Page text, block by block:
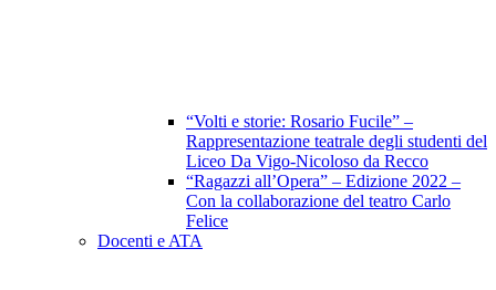
“Volti e storie: Rosario Fucile” –
Rappresentazione teatrale degli studenti del
Liceo Da Vigo-Nicoloso da Recco
“Ragazzi all’Opera” – Edizione 2022 –
Con la collaborazione del teatro Carlo
Felice
Docenti e ATA